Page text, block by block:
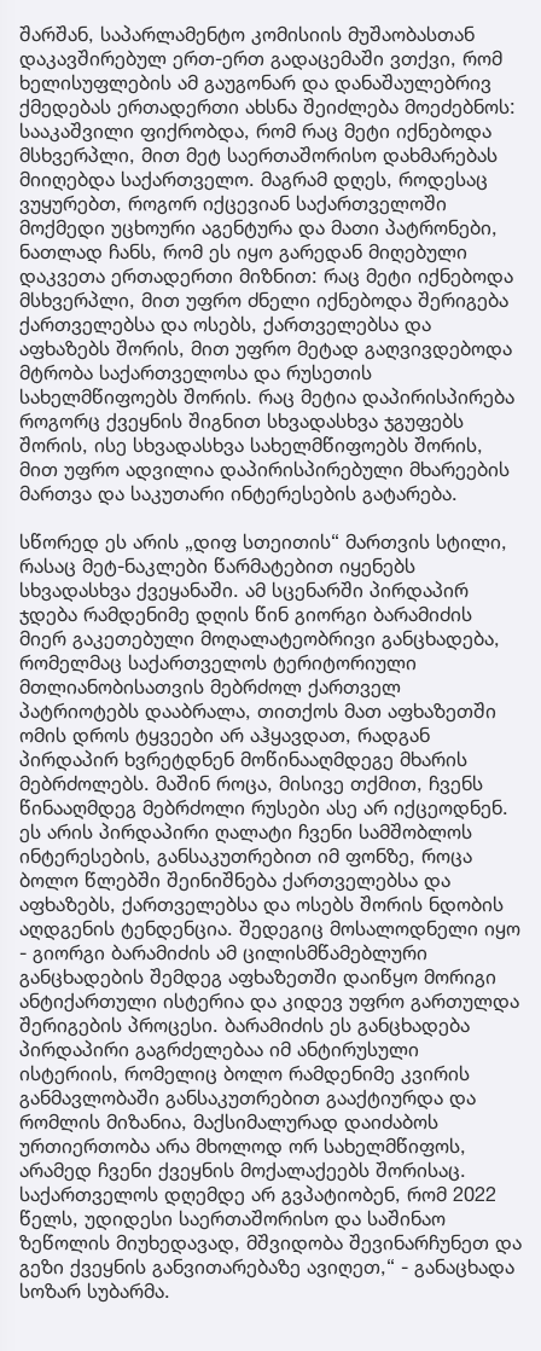
შარშან, საპარლამენტო კომისიის მუშაობასთან
დაკავშირებულ ერთ-ერთ გადაცემაში ვთქვი, რომ
ხელისუფლების ამ გაუგონარ და დანაშაულებრივ
ქმედებას ერთადერთი ახსნა შეიძლება მოეძებნოს:
სააკაშვილი ფიქრობდა, რომ რაც მეტი იქნებოდა
მსხვერპლი, მით მეტ საერთაშორისო დახმარებას
მიიღებდა საქართველო. მაგრამ დღეს, როდესაც
ვუყურებთ, როგორ იქცევიან საქართველოში
მოქმედი უცხოური აგენტურა და მათი პატრონები,
ნათლად ჩანს, რომ ეს იყო გარედან მიღებული
დაკვეთა ერთადერთი მიზნით: რაც მეტი იქნებოდა
მსხვერპლი, მით უფრო ძნელი იქნებოდა შერიგება
ქართველებსა და ოსებს, ქართველებსა და
აფხაზებს შორის, მით უფრო მეტად გაღვივდებოდა
მტრობა საქართველოსა და რუსეთის
სახელმწიფოებს შორის. რაც მეტია დაპირისპირება
როგორც ქვეყნის შიგნით სხვადასხვა ჯგუფებს
შორის, ისე სხვადასხვა სახელმწიფოებს შორის,
მით უფრო ადვილია დაპირისპირებული მხარეების
მართვა და საკუთარი ინტერესების გატარება.
სწორედ ეს არის „დიფ სთეითის“ მართვის სტილი,
რასაც მეტ-ნაკლები წარმატებით იყენებს
სხვადასხვა ქვეყანაში. ამ სცენარში პირდაპირ
ჯდება რამდენიმე დღის წინ გიორგი ბარამიძის
მიერ გაკეთებული მოღალატეობრივი განცხადება,
რომელმაც საქართველოს ტერიტორიული
მთლიანობისათვის მებრძოლ ქართველ
პატრიოტებს დააბრალა, თითქოს მათ აფხაზეთში
ომის დროს ტყვეები არ აჰყავდათ, რადგან
პირდაპირ ხვრეტდნენ მოწინააღმდეგე მხარის
მებრძოლებს. მაშინ როცა, მისივე თქმით, ჩვენს
წინააღმდეგ მებრძოლი რუსები ასე არ იქცეოდნენ.
ეს არის პირდაპირი ღალატი ჩვენი სამშობლოს
ინტერესების, განსაკუთრებით იმ ფონზე, როცა
ბოლო წლებში შეინიშნება ქართველებსა და
აფხაზებს, ქართველებსა და ოსებს შორის ნდობის
აღდგენის ტენდენცია. შედეგიც მოსალოდნელი იყო
- გიორგი ბარამიძის ამ ცილისმწამებლური
განცხადების შემდეგ აფხაზეთში დაიწყო მორიგი
ანტიქართული ისტერია და კიდევ უფრო გართულდა
შერიგების პროცესი. ბარამიძის ეს განცხადება
პირდაპირი გაგრძელებაა იმ ანტირუსული
ისტერიის, რომელიც ბოლო რამდენიმე კვირის
განმავლობაში განსაკუთრებით გააქტიურდა და
რომლის მიზანია, მაქსიმალურად დაიძაბოს
ურთიერთობა არა მხოლოდ ორ სახელმწიფოს,
არამედ ჩვენი ქვეყნის მოქალაქეებს შორისაც.
საქართველოს დღემდე არ გვპატიობენ, რომ 2022
წელს, უდიდესი საერთაშორისო და საშინაო
ზეწოლის მიუხედავად, მშვიდობა შევინარჩუნეთ და
გეზი ქვეყნის განვითარებაზე ავიღეთ,“ - განაცხადა
სოზარ სუბარმა.